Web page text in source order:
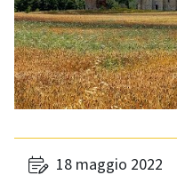
18 maggio 2022